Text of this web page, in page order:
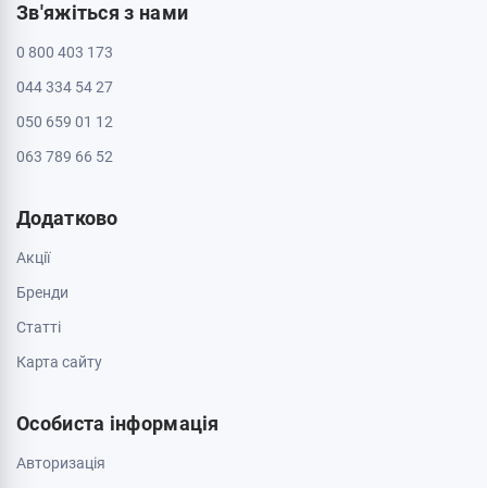
Зв'яжіться з нами
0 800 403 173
044 334 54 27
050 659 01 12
063 789 66 52
Додатково
Акції
Бренди
Cтатті
Карта сайту
Особиста інформація
Авторизація